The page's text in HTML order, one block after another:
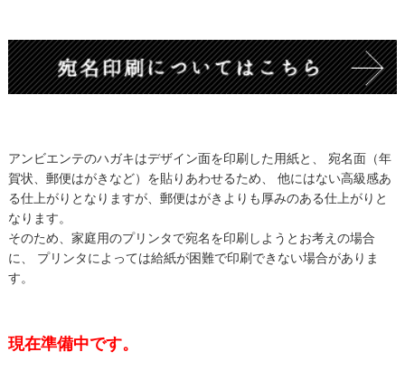
アンビエンテのハガキはデザイン面を印刷した用紙と、 宛名面（年
賀状、郵便はがきなど）を貼りあわせるため、 他にはない高級感あ
る仕上がりとなりますが、郵便はがきよりも厚みのある仕上がりと
なります。
そのため、家庭用のプリンタで宛名を印刷しようとお考えの場合
に、 プリンタによっては給紙が困難で印刷できない場合がありま
す。
現在準備中です。